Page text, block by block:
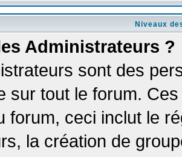
Niveaux
Administrateurs ?
sont des
sur tout le forum.
forum, ceci inclut le
la création de